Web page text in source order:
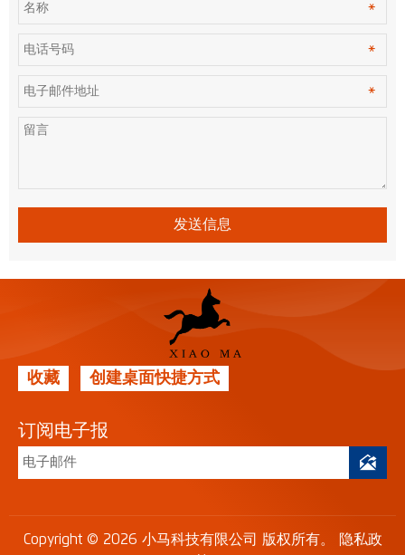
发送信息
收藏 创建桌面快捷方式
订阅电子报

Copyright © 2026 小马科技有限公司 版权所有。
隐私政